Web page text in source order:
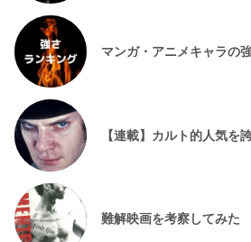
マンガ・アニメキャラの
【連載】カルト的人気を
難解映画を考察してみた